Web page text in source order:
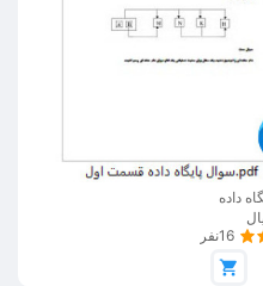
داده
16نفر